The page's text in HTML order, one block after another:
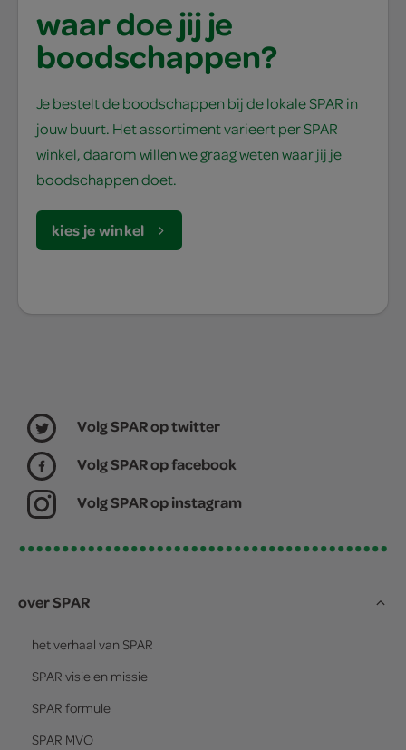
waar doe jij je
boodschappen?
Je bestelt de boodschappen bij de lokale SPAR in
jouw buurt. Het assortiment varieert per SPAR
winkel, daarom willen we graag weten waar jij je
boodschappen doet.
kies je winkel
Volg SPAR op twitter
Volg SPAR op facebook
Volg SPAR op instagram
over SPAR
het verhaal van SPAR
SPAR visie en missie
SPAR formule
SPAR MVO